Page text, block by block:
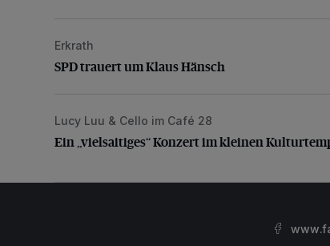
SPD trauert um Klaus Hänsch
Erkrath
SPD trauert um Klaus Hänsch
Ein „vielsaitiges“ Konzert im kleinen Kulturtempel
Lucy Luu & Cello im Café 28
Ein „vielsaitiges“ Konzert im kleinen